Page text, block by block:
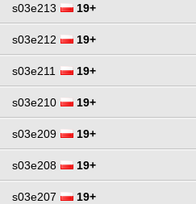
s03e213 19+
s03e212 19+
s03e211 19+
s03e210 19+
s03e209 19+
s03e208 19+
s03e207 19+